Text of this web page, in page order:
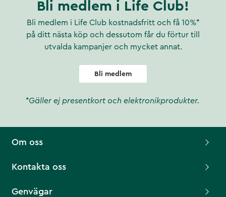
Bli medlem i Life Club!
Bli medlem i Life Club kostnadsfritt och få 10%*
på ditt nästa köp och dessutom får du förtur till
utvalda kampanjer och mycket annat.
Bli medlem
*Gäller ej presentkort och elektronikprodukter.
Om oss
Kontakta oss
Genvägar